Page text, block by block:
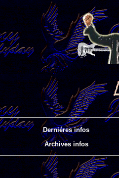
Derniéres infos
Archives infos